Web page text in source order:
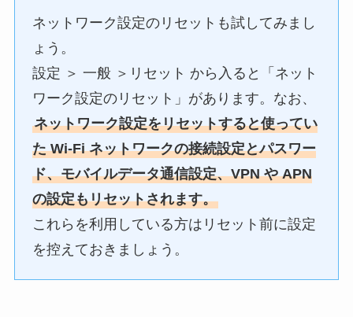
ネットワーク設定のリセットも試してみまし
ょう。
設定 ＞ 一般 ＞リセット から入ると「ネット
ワーク設定のリセット」があります。なお、
ネットワーク設定をリセットすると使ってい
た Wi-Fi ネットワークの接続設定とパスワー
ド、モバイルデータ通信設定、VPN や APN
の設定もリセットされます。
これらを利用している方はリセット前に設定
を控えておきましょう。